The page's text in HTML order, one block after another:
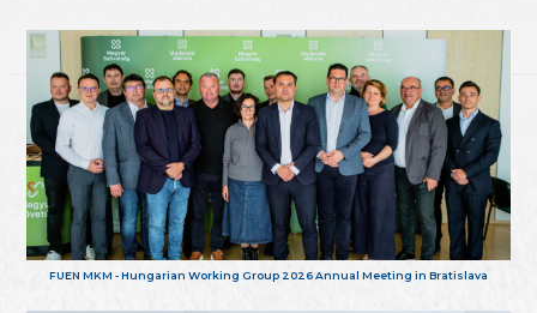
FUEN MKM - Hungarian Working Group 2026 Annual Meeting in Bratislava